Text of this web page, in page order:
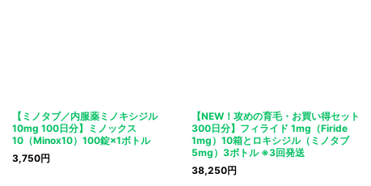
【ミノタブ／内服薬ミノキシジル
10mg 100日分】ミノックス
10（Minox10）100錠×1ボトル
3,750円
【NEW！攻めの育毛・お買い得セット
300日分】フィライド 1mg（Firide
1mg）10箱とロキシジル（ミノタブ
5mg）3ボトル ※3回発送
38,250円